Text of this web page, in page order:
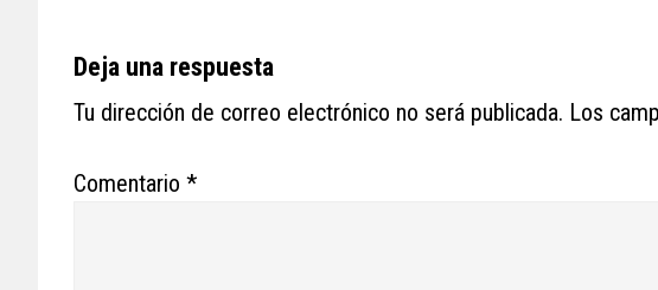
Reader
Interactions
Deja una respuesta
Tu dirección de correo electrónico no será publicada. Los
Comentario *